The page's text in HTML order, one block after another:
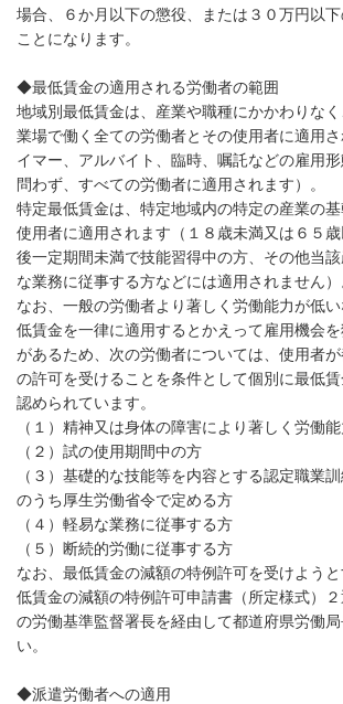
場合、６か月以下の懲役、または３０万円以
ことになります。
◆最低賃金の適用される労働者の範囲
地域別最低賃金は、産業や職種にかかわりな
業場で働く全ての労働者とその使用者に適用
イマー、アルバイト、臨時、嘱託などの雇用
問わず、すべての労働者に適用されます）。
特定最低賃金は、特定地域内の特定の産業の
使用者に適用されます（１８歳未満又は６５
後一定期間未満で技能習得中の方、その他当
な業務に従事する方などには適用されません）
なお、一般の労働者より著しく労働能力が低
低賃金を一律に適用するとかえって雇用機会
があるため、次の労働者については、使用者
の許可を受けることを条件として個別に最低
認められています。
（１）精神又は身体の障害により著しく労働
（２）試の使用期間中の方
（３）基礎的な技能等を内容とする認定職業
のうち厚生労働省令で定める方
（４）軽易な業務に従事する方
（５）断続的労働に従事する方
なお、最低賃金の減額の特例許可を受けよう
低賃金の減額の特例許可申請書（所定様式）
の労働基準監督署長を経由して都道府県労働
い。
◆派遣労働者への適用